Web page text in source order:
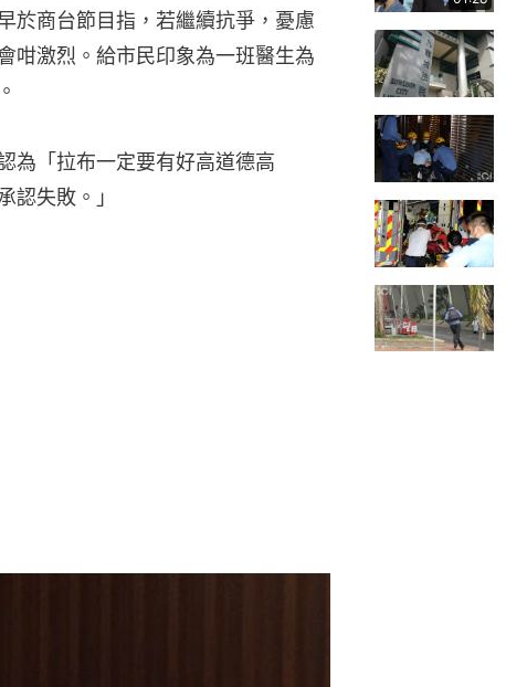
於商台節目指，若繼續抗爭，憂慮
咁激烈。給市民印象為一班醫生為
為「拉布一定要有好高道德高
認失敗。」